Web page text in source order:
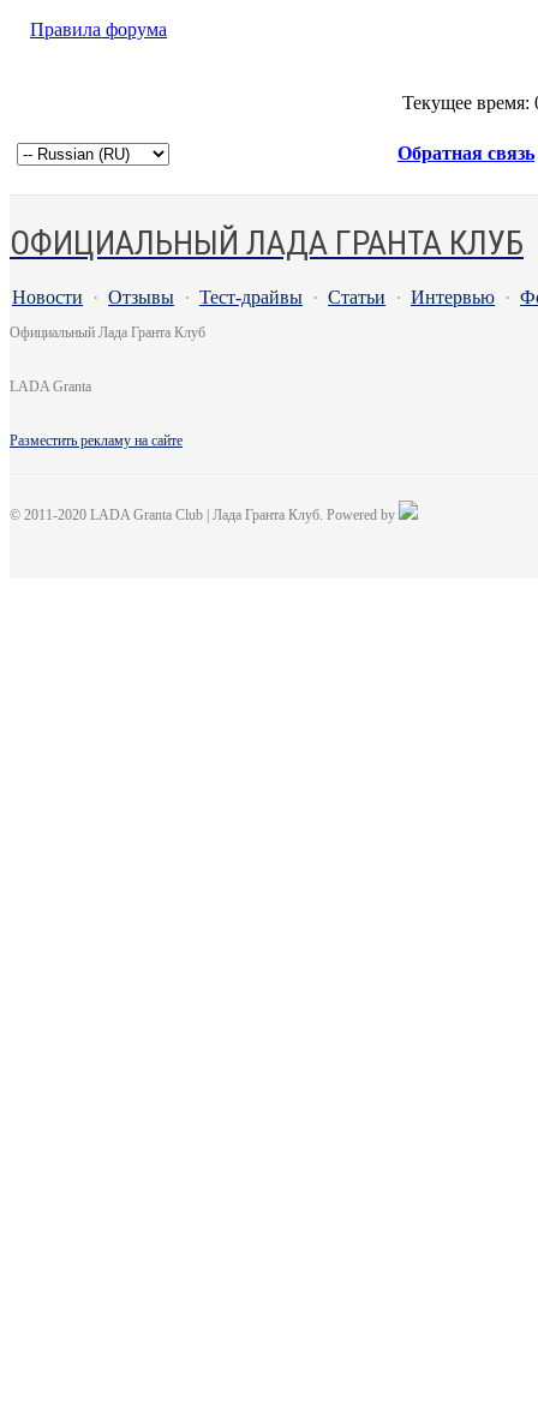
Правила форума
Текущее время:
Обратная связь
ОФИЦИАЛЬНЫЙ ЛАДА ГРАНТА КЛУБ
Новости · Отзывы · Тест-драйвы · Статьи · Интервью ·
Официальный Лада Гранта Клуб
LADA Granta
Разместить рекламу на сайте
© 2011-2020 LADA Granta Club | Лада Гранта Клуб. Powered by